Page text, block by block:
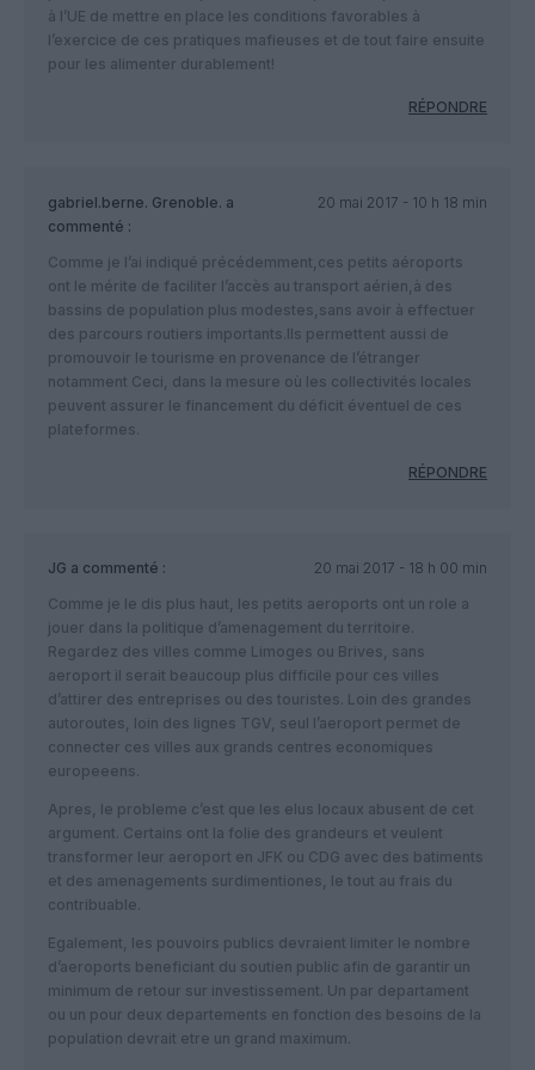
à l’UE de mettre en place les conditions favorables à
l’exercice de ces pratiques mafieuses et de tout faire ensuite
pour les alimenter durablement!
RÉPONDRE
gabriel.berne. Grenoble. a
commenté :
20 mai 2017 - 10 h 18 min
Comme je l’ai indiqué précédemment,ces petits aéroports
ont le mérite de faciliter l’accès au transport aérien,à des
bassins de population plus modestes,sans avoir à effectuer
des parcours routiers importants.Ils permettent aussi de
promouvoir le tourisme en provenance de l’étranger
notamment Ceci, dans la mesure où les collectivités locales
peuvent assurer le financement du déficit éventuel de ces
plateformes.
RÉPONDRE
JG a commenté :
20 mai 2017 - 18 h 00 min
Comme je le dis plus haut, les petits aeroports ont un role a
jouer dans la politique d’amenagement du territoire.
Regardez des villes comme Limoges ou Brives, sans
aeroport il serait beaucoup plus difficile pour ces villes
d’attirer des entreprises ou des touristes. Loin des grandes
autoroutes, loin des lignes TGV, seul l’aeroport permet de
connecter ces villes aux grands centres economiques
europeeens.
Apres, le probleme c’est que les elus locaux abusent de cet
argument. Certains ont la folie des grandeurs et veulent
transformer leur aeroport en JFK ou CDG avec des batiments
et des amenagements surdimentiones, le tout au frais du
contribuable.
Egalement, les pouvoirs publics devraient limiter le nombre
d’aeroports beneficiant du soutien public afin de garantir un
minimum de retour sur investissement. Un par departament
ou un pour deux departements en fonction des besoins de la
population devrait etre un grand maximum.